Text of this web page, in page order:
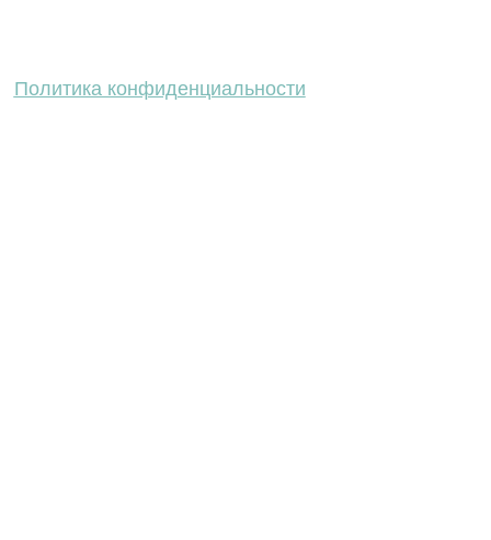
Политика конфиденциальности